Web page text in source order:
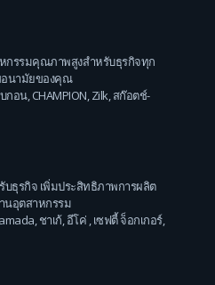
กรรมคุณภาพสูงสำหรับธุรกิจทุก
อนามัยของคุณ
กอน,CHAMPION,Zilk,สก๊อตช์-
บธุรกิจ เพิ่มประสิทธิภาพการผลิต
นอุตสาหกรรม
,ชาเก้,อีโค่ ,เซฟตี้ จ็อกเกอร์,